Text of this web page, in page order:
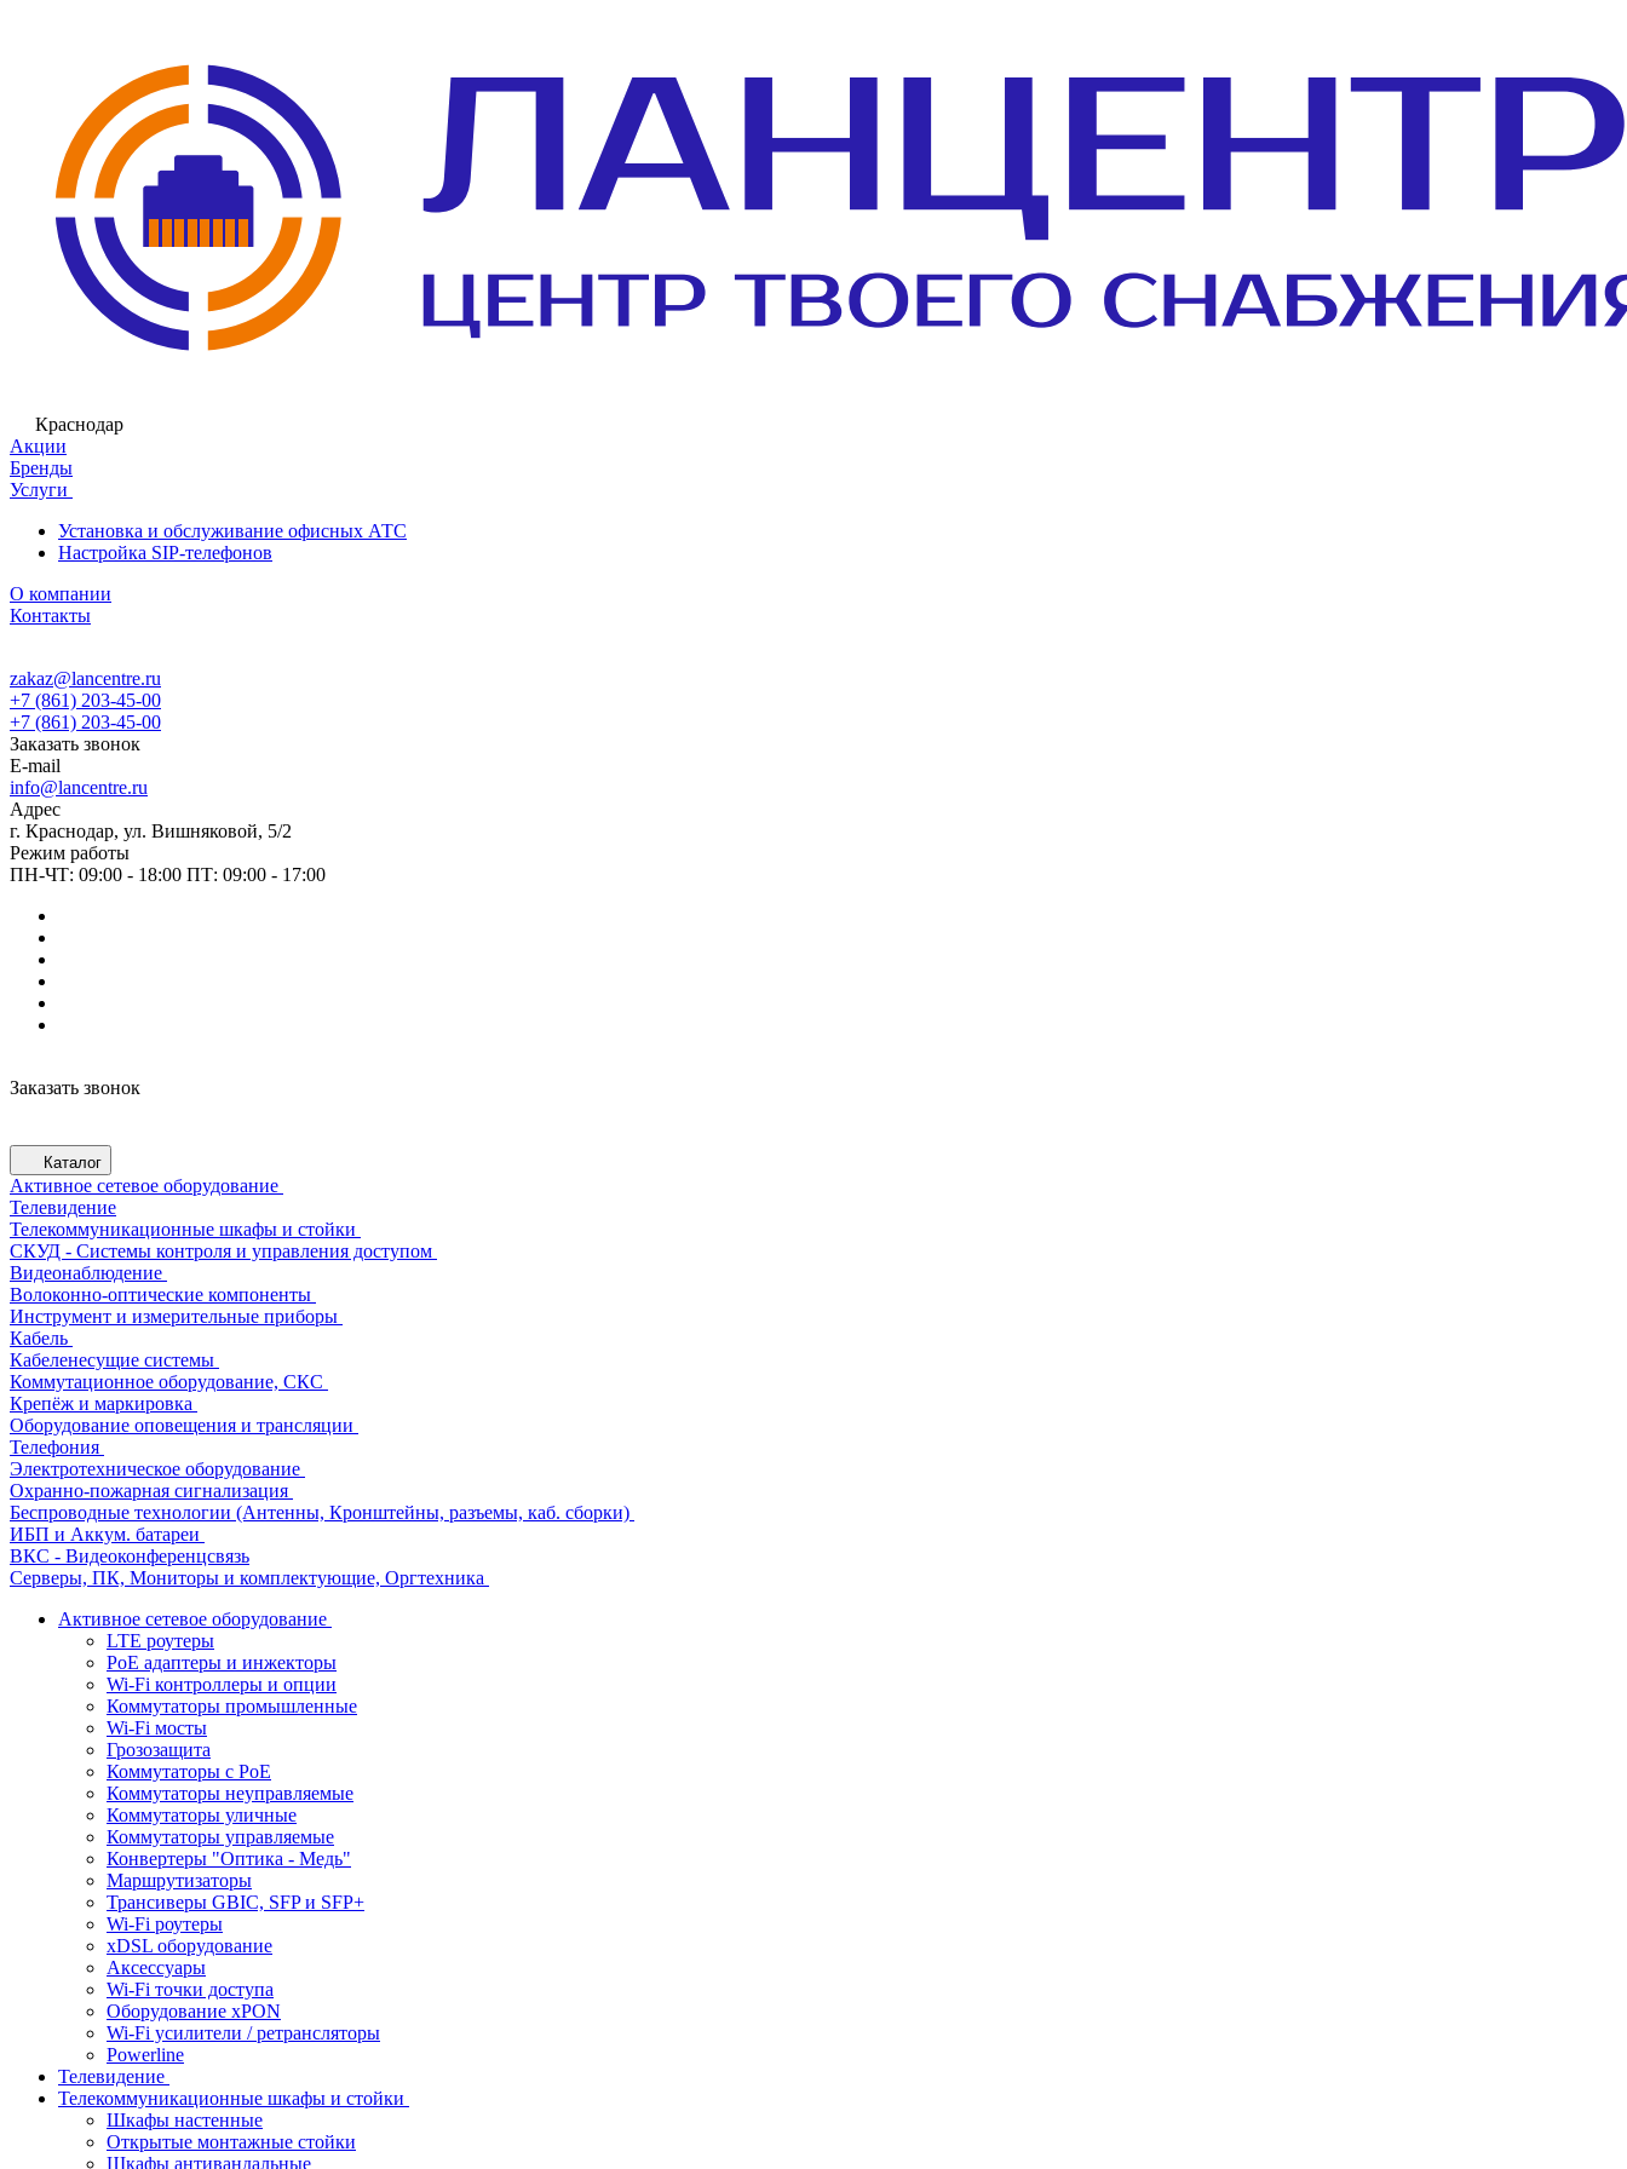
Краснодар
Акции
Бренды
Услуги
Установка и обслуживание офисных АТС
Настройка SIP-телефонов
О компании
Контакты
zakaz@lancentre.ru
+7 (861) 203-45-00
+7 (861) 203-45-00
Заказать звонок
E-mail
info@lancentre.ru
Адрес
г. Краснодар, ул. Вишняковой, 5/2
Режим работы
ПН-ЧТ: 09:00 - 18:00 ПТ: 09:00 - 17:00
Заказать звонок
Каталог
Активное сетевое оборудование
Телевидение
Телекоммуникационные шкафы и стойки
СКУД - Системы контроля и управления доступом
Видеонаблюдение
Волоконно-оптические компоненты
Инструмент и измерительные приборы
Кабель
Кабеленесущие системы
Коммутационное оборудование, СКС
Крепёж и маркировка
Оборудование оповещения и трансляции
Телефония
Электротехническое оборудование
Охранно-пожарная сигнализация
Беспроводные технологии (Антенны, Кронштейны, разъемы, каб. сборки)
ИБП и Аккум. батареи
ВКС - Видеоконференцсвязь
Серверы, ПК, Мониторы и комплектующие, Оргтехника
Активное сетевое оборудование
LTE роутеры
PoE адаптеры и инжекторы
Wi-Fi контроллеры и опции
Коммутаторы промышленные
Wi-Fi мосты
Грозозащита
Коммутаторы c PoE
Коммутаторы неуправляемые
Коммутаторы уличные
Коммутаторы управляемые
Конвертеры "Оптика - Медь"
Маршрутизаторы
Трансиверы GBIC, SFP и SFP+
Wi-Fi роутеры
xDSL оборудование
Аксессуары
Wi-Fi точки доступа
Оборудование хPON
Wi-Fi усилители / ретрансляторы
Powerline
Телевидение
Телекоммуникационные шкафы и стойки
Шкафы настенные
Открытые монтажные стойки
Шкафы антивандальные